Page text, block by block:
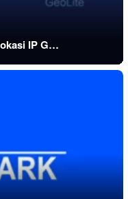
IP G…